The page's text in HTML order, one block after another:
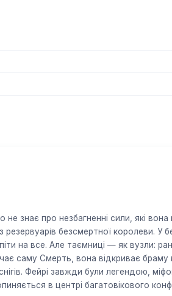
не знає про незбагненні сили, які вона
безсмертної королеви. У
на все. Але таємниці — як вузли:
саму Смерть, вона відкриває браму
Фейрі завжди були легендою,
в центрі багатовікового